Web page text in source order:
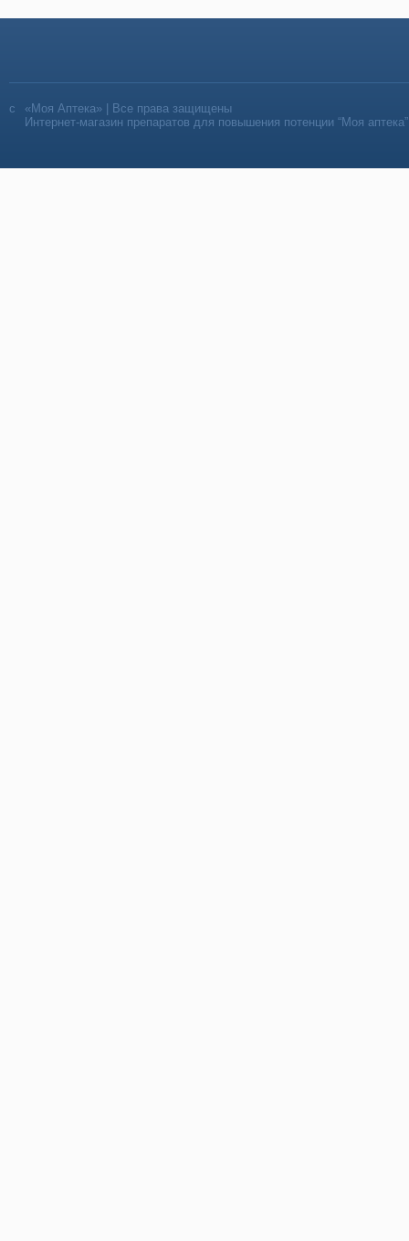
«Моя Аптека» | Все права защищены
Интернет-магазин препаратов для повышения потенции “Моя